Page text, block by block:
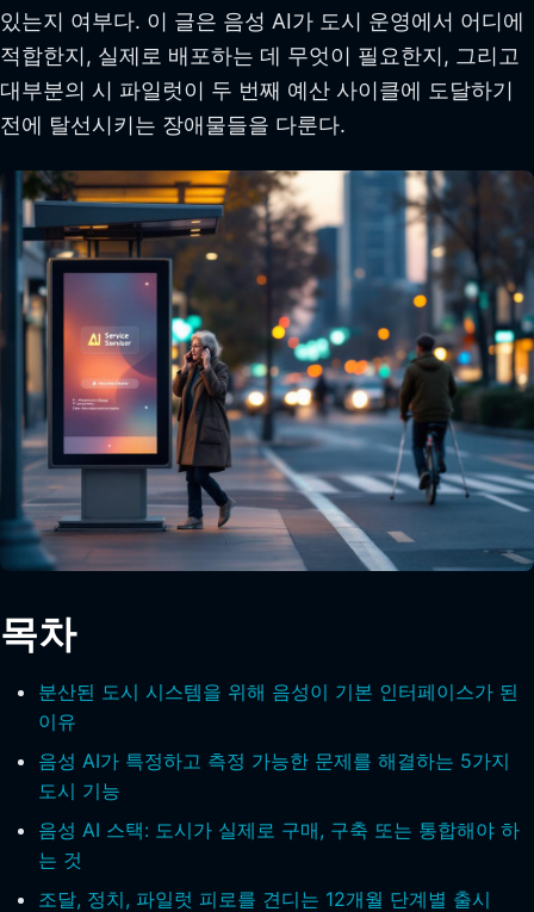
있는지 여부다. 이 글은 음성 AI가 도시 운영에서 어디에
적합한지, 실제로 배포하는 데 무엇이 필요한지, 그리고
대부분의 시 파일럿이 두 번째 예산 사이클에 도달하기
전에 탈선시키는 장애물들을 다룬다.
목차
분산된 도시 시스템을 위해 음성이 기본 인터페이스가 된
이유
음성 AI가 특정하고 측정 가능한 문제를 해결하는 5가지
도시 기능
음성 AI 스택: 도시가 실제로 구매, 구축 또는 통합해야 하
는 것
조달, 정치, 파일럿 피로를 견디는 12개월 단계별 출시